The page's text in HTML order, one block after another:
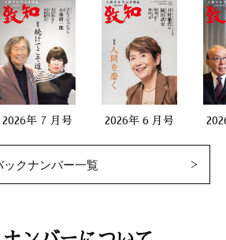
2026年 7 月号 2026年 6 月号
ックナンバー一覧